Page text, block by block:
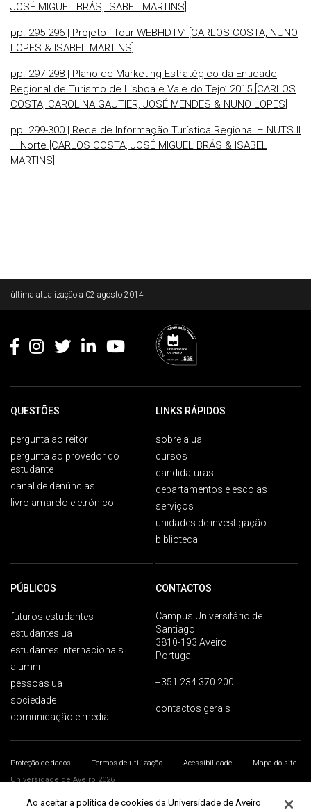
JOSÉ MIGUEL BRÁS, ISABEL MARTINS]
pp. 295-296 | Projeto ‘iTour WEBHDTV’ [CARLOS COSTA, NUNO
LOPES & ISABEL MARTINS]
pp. 297-298 | Plano de Marketing Estratégico da Entidade
Regional de Turismo de Lisboa e Vale do Tejo’ 2015 [CARLOS
COSTA, CAROLINA GAUTIER, JOSÉ MENDES & NUNO LOPES]
pp. 299-300 | Rede de Informação Turística Regional – NUTS II
– Norte [CARLOS COSTA, JOSÉ MIGUEL BRÁS & ISABEL
MARTINS]
última atualização a 02 agosto 2014
QUESTÕES
pergunta ao reitor
pergunta ao provedor do
estudante
canal de denúncias
livro amarelo eletrónico
LINKS RÁPIDOS
sobre a ua
cursos
candidaturas
departamentos e escolas
serviços
unidades de investigação
biblioteca
PÚBLICOS
futuros estudantes
estudantes ua
estudantes internacionais
alumni
pessoas ua
sociedade
comunicação e media
CONTACTOS
Campus Universitário de
Santiago
3810-193 Aveiro
Portugal
+351 234 370 200
contactos gerais
Proteção de dados Termos de utilização Acessibilidade
Mapa do site
Universidade de Aveiro 2026
Ao aceitar a política de cookies da Universidade de Aveiro